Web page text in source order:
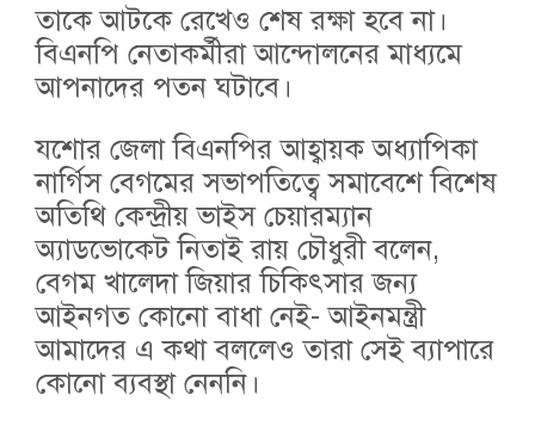
তাকে আটকে রেখেও শেষ রক্ষা হবে না।
বিএনপি নেতাকর্মীরা আন্দোলনের মাধ্যমে
আপনাদের পতন ঘটাবে।
যশোর জেলা বিএনপির আহ্বায়ক অধ্যাপিকা
নার্গিস বেগমের সভাপতিত্বে সমাবেশে বিশেষ
অতিথি কেন্দ্রীয় ভাইস চেয়ারম্যান
অ্যাডভোকেট নিতাই রায় চৌধুরী বলেন,
বেগম খালেদা জিয়ার চিকিৎসার জন্য
আইনগত কোনো বাধা নেই- আইনমন্ত্রী
আমাদের এ কথা বললেও তারা সেই ব্যাপারে
কোনো ব্যবস্থা নেননি।